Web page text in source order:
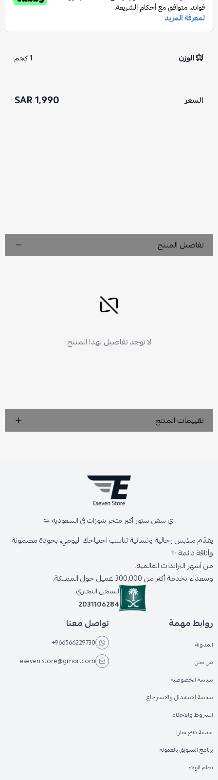
الوزن 1 كجم
السعر 1,990 SAR
تفاصيل المنتج
لا توجد تفاصيل لهذا المنتج
تقييمات المنتج
اي سفن ستور أكبر متجر شوزات في السعودية 👟
يقدّم ملابس رجالية ونسائية تناسب احتياجك اليومي، بجودة مضمونة
وأناقة دائمة ✨
من أشهر البراندات العالمية،
وسعداء بخدمة أكثر من 300,000 عميل حول المملكة.
السجل التجاري
2031106284
روابط مهمة
المدونة
من نحن
سياسة الخصوصية
سياسة الاستبدال والاسترجاع
الشروط والاحكام
خدمة دفع تمارا
برنامج التسويق بالعمولة
نظام الولاء
تواصل معنا
+966566229730
eseven.store@gmail.com